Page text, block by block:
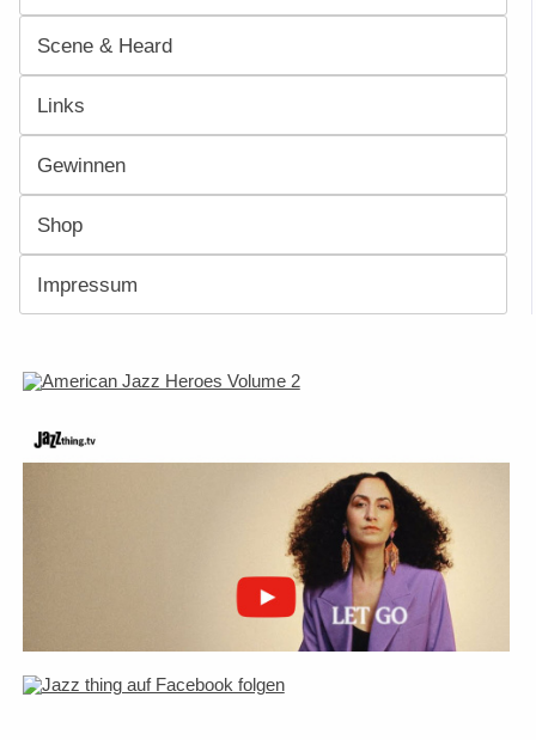
Scene & Heard
Links
Gewinnen
Shop
Impressum